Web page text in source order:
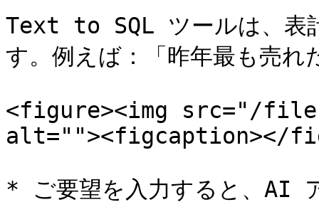
Text to SQL ツールは、表
す。例えば：「昨年最も売れ
<figure><img src="/files/
alt=""><figcaption></
* ご要望を入力すると、AI